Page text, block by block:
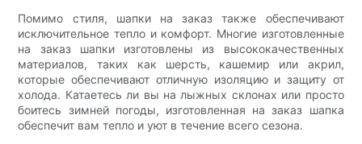
Помимо стиля, шапки на заказ также обеспечивают
исключительное тепло и комфорт. Многие изготовленные
на заказ шапки изготовлены из высококачественных
материалов, таких как шерсть, кашемир или акрил,
которые обеспечивают отличную изоляцию и защиту от
холода. Катаетесь ли вы на лыжных склонах или просто
боитесь зимней погоды, изготовленная на заказ шапка
обеспечит вам тепло и уют в течение всего сезона.